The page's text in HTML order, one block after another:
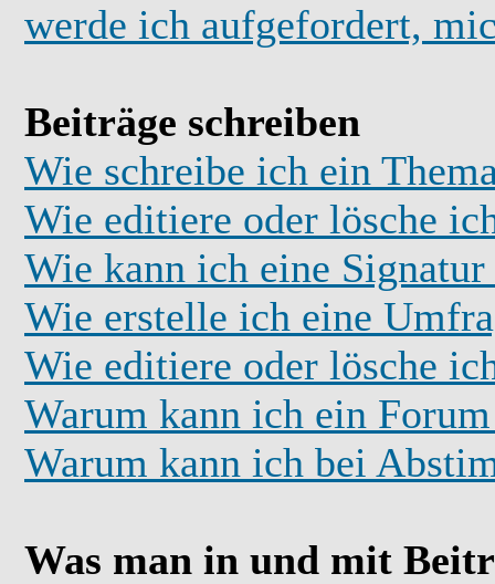
werde ich aufgefordert,
Beiträge schreiben
Wie schreibe ich ein
Wie editiere oder lösche
Wie kann ich eine Signatur
Wie erstelle ich eine
Wie editiere oder lösche
Warum kann ich ein
Warum kann ich bei
Was man in und mit